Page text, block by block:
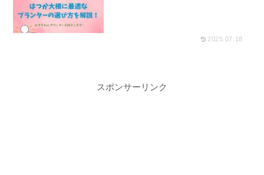
2025.07.18
スポンサーリンク